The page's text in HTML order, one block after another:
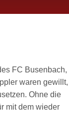
FC Busenbach,
waren gewillt,
Ohne die
mit dem wieder